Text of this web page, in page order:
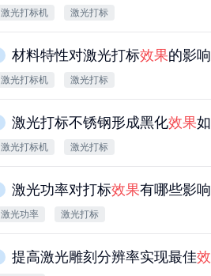
激光打标机 激光打标
材料特性对激光打标效果的影响
激光打标机 激光打标
激光打标不锈钢形成黑化效果
激光打标机 激光打标
激光功率对打标效果有哪些影
激光功率 激光打标
提高激光雕刻分辨率实现最佳